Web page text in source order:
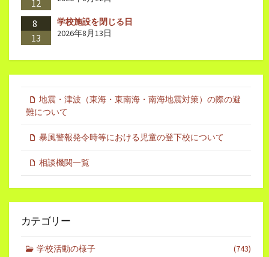
12
8
13
学校施設を閉じる日
2026年8月13日
地震・津波（東海・東南海・南海地震対策）の際の避
難について
暴風警報発令時等における児童の登下校について
相談機関一覧
カテゴリー
学校活動の様子 (743)